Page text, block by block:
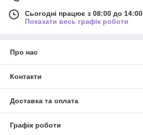
Сьогодні працює з 08:00 до 14:00
Показати весь графік роботи
Про нас
Контакти
Доставка та оплата
Графік роботи